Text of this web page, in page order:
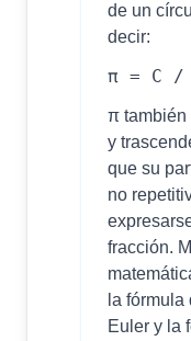
de un
decir:
π = C /
π también
y
que su
no
fracción.
la
Euler y la